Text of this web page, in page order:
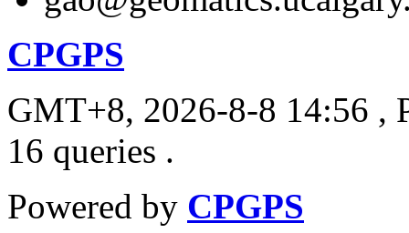
CPGPS
GMT+8, 2026-8-8 14:56 ,
16 queries .
Powered by CPGPS